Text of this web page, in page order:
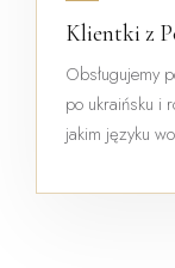
Klientki z
Obsługujemy
po ukraińsku i
jakim języku